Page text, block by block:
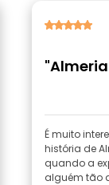
É muito
história de
quando a
alguém tão